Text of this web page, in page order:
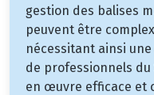
gestion des balises
peuvent être
nécessitant ainsi
de professionnels du
en œuvre efficace et